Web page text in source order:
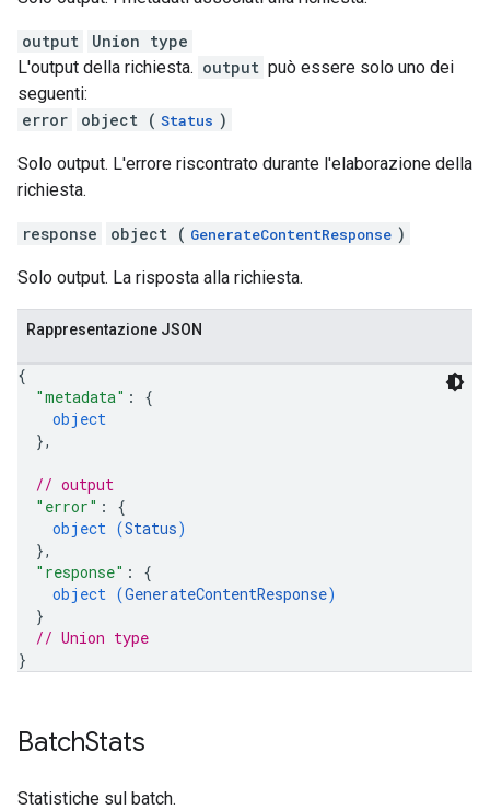
output
Union type
L'output della richiesta. output può essere solo uno dei
seguenti:
error
object ( Status )
Solo output. L'errore riscontrato durante l'elaborazione della
richiesta.
response object ( GenerateContentResponse )
Solo output. La risposta alla richiesta.
Rappresentazione JSON
{
"metadata" : {
object
},
// output
"error" : {
object (Status)
},
"response" : {
object (GenerateContentResponse)
}
// Union type
}
BatchStats
Statistiche sul batch.